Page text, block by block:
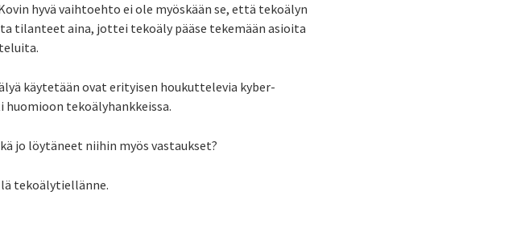
hyvä vaihtoehto ei ole myöskään se, että tekoälyn
tilanteet aina, jottei tekoäly pääse tekemään asioita
käytetään ovat erityisen houkuttelevia kyber-
tekoälyhankkeissa.
jo löytäneet niihin myös vastaukset?
tekoälytiellänne.